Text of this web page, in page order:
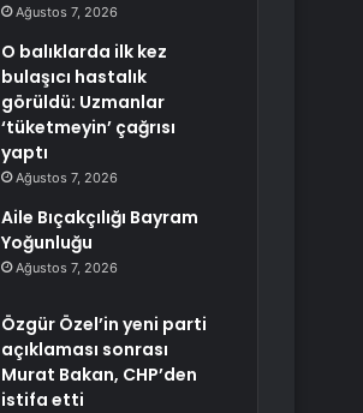
Ağustos 7, 2026
O balıklarda ilk kez
bulaşıcı hastalık
görüldü: Uzmanlar
‘tüketmeyin’ çağrısı
yaptı
Ağustos 7, 2026
Aile Bıçakçılığı Bayram
Yoğunluğu
Ağustos 7, 2026
Özgür Özel’in yeni parti
açıklaması sonrası
Murat Bakan, CHP’den
istifa etti